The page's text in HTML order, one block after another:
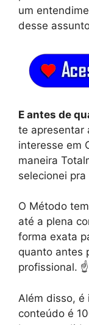
um
desse
E antes de
te apresentar
interesse em
maneira
selecionei
O Método
até a plena
forma exata
quanto antes
profissional. ☝️
Além disso,
conteúdo é